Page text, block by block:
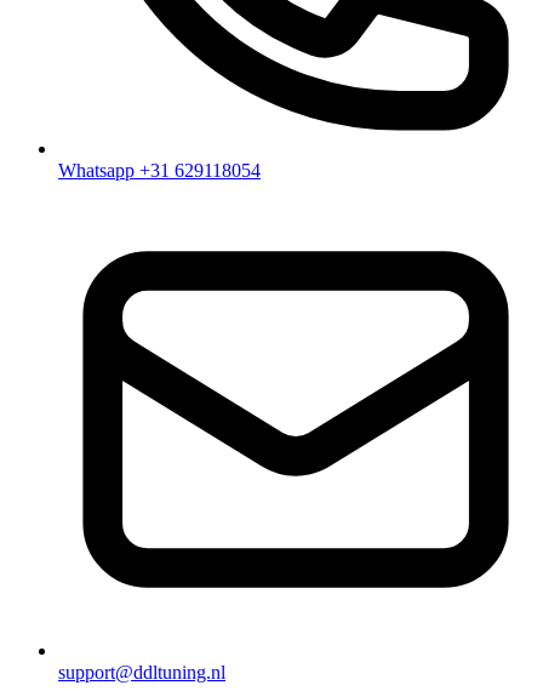
Whatsapp +31 629118054
support@ddltuning.nl